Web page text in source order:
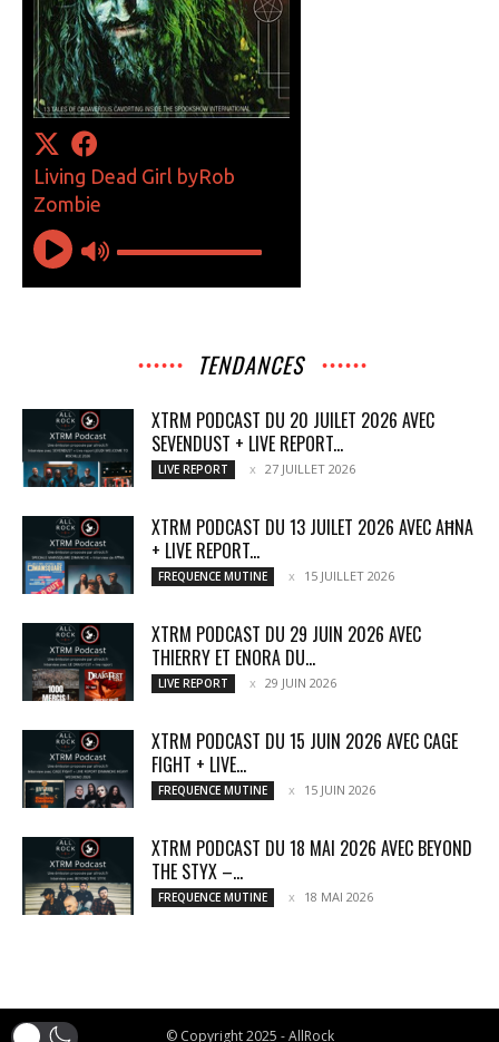
TENDANCES
XTRM PODCAST DU 20 JUILET 2026 AVEC
SEVENDUST + LIVE REPORT...
LIVE REPORT 27 JUILLET 2026
XTRM PODCAST DU 13 JUILET 2026 AVEC AĦNA
+ LIVE REPORT...
FREQUENCE MUTINE 15 JUILLET 2026
XTRM PODCAST DU 29 JUIN 2026 AVEC
THIERRY ET ENORA DU...
LIVE REPORT 29 JUIN 2026
XTRM PODCAST DU 15 JUIN 2026 AVEC CAGE
FIGHT + LIVE...
FREQUENCE MUTINE 15 JUIN 2026
XTRM PODCAST DU 18 MAI 2026 AVEC BEYOND
THE STYX –...
FREQUENCE MUTINE 18 MAI 2026
© Copyright 2025 - AllRock